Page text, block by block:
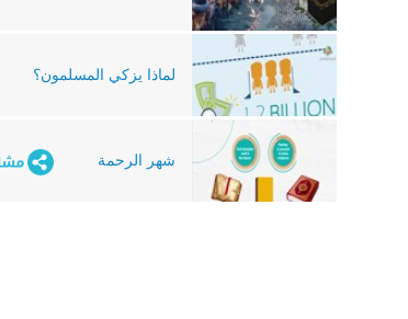
لماذا يزكي المسلمون؟
شهر الرحمة